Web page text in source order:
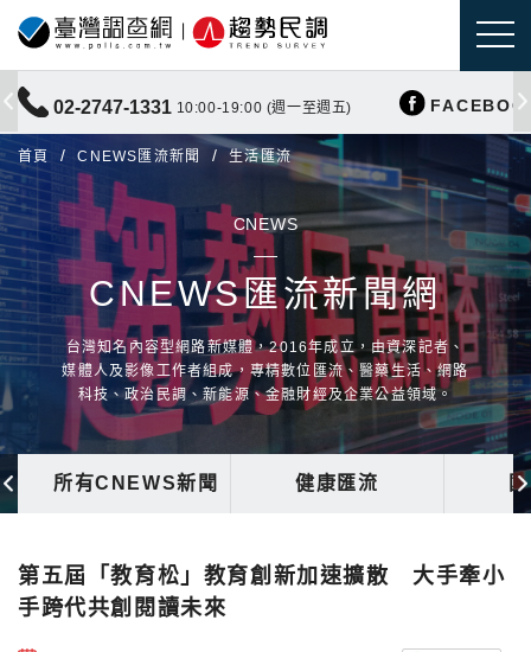
02-2747-1331 10:00-19:00 (週一至週五)
首頁 CNEWS匯流新聞 生活匯流
CNEWS
CNEWS匯流新聞網
台灣知名內容型網路新媒體，2016年成立，由資深記者、
媒體人及影像工作者組成，專精數位匯流、醫藥生活、網路
科技、政治民調、新能源、金融財經及企業公益領域。
所有CNEWS新聞 健康匯流
第五屆「教育松」教育創新加速擴散 大手牽小
手跨代共創閱讀未來